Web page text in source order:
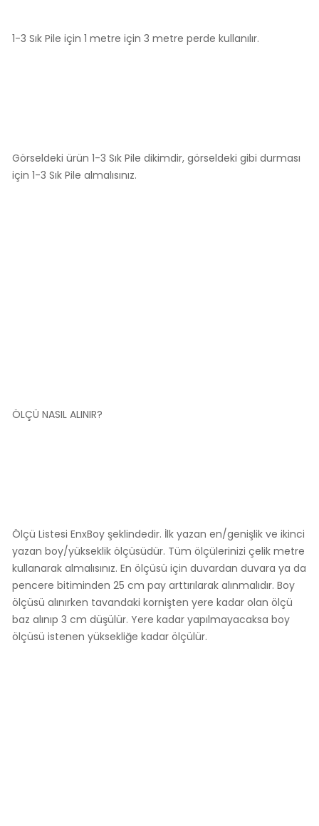
1-3 Sık Pile için 1 metre için 3 metre perde kullanılır.
Görseldeki ürün 1-3 Sık Pile dikimdir, görseldeki gibi durması
için 1-3 Sık Pile almalısınız.
ÖLÇÜ NASIL ALINIR?
Ölçü Listesi EnxBoy şeklindedir. İlk yazan en/genişlik ve ikinci
yazan boy/yükseklik ölçüsüdür. Tüm ölçülerinizi çelik metre
kullanarak almalısınız. En ölçüsü için duvardan duvara ya da
pencere bitiminden 25 cm pay arttırılarak alınmalıdır. Boy
ölçüsü alınırken tavandaki kornişten yere kadar olan ölçü
baz alınıp 3 cm düşülür. Yere kadar yapılmayacaksa boy
ölçüsü istenen yüksekliğe kadar ölçülür.